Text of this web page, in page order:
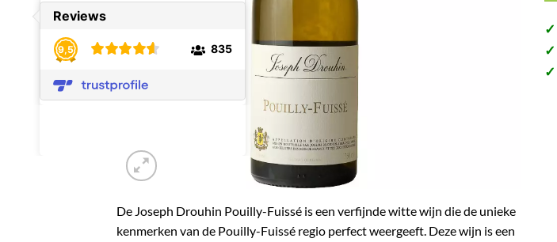
De Joseph Drouhin Pouilly-Fuissé is een verfijnde witte wijn die de unieke
kenmerken van de Pouilly-Fuissé regio perfect weergeeft. Deze wijn is een
✓
✓
✓